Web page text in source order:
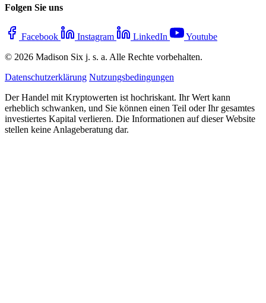
Folgen Sie uns
Facebook Instagram LinkedIn
Youtube
© 2026 Madison Six j. s. a. Alle Rechte vorbehalten.
Datenschutzerklärung Nutzungsbedingungen
Der Handel mit Kryptowerten ist hochriskant. Ihr Wert kann
erheblich schwanken, und Sie können einen Teil oder Ihr gesamtes
investiertes Kapital verlieren. Die Informationen auf dieser Website
stellen keine Anlageberatung dar.